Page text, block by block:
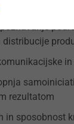
izkušenj na
distribucije
rezultatom
in sposobnost